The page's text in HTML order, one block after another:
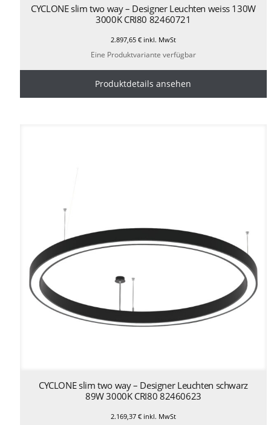
CYCLONE slim two way – Designer Leuchten weiss 130W
3000K CRI80 82460721
2.897,65 €inkl. MwSt
Eine Produktvariante verfügbar
Produktdetails ansehen
CYCLONE slim two way – Designer Leuchten schwarz
89W 3000K CRI80 82460623
2.169,37 €inkl. MwSt